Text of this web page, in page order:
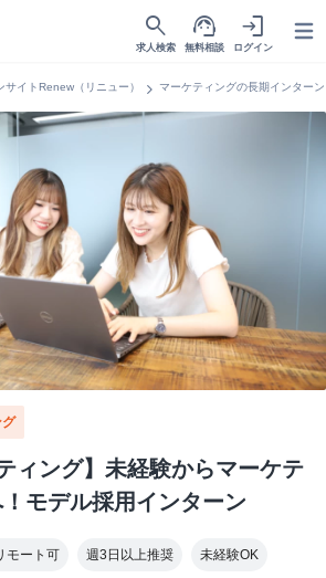
search
求人検索
support_agent
無料相談
login
ログイン
イトRenew（リニュー） chevron_right マーケティングの長期インター
グ
ィング】未経験からマーケテ
モデル採用インターン
モート可 週3日以上推奨 未経験OK